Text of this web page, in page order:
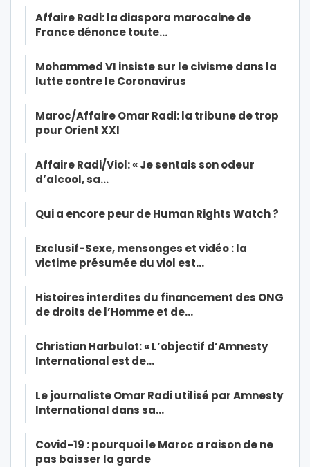
Affaire Radi: la diaspora marocaine de
France dénonce toute…
Mohammed VI insiste sur le civisme dans la
lutte contre le Coronavirus
Maroc/Affaire Omar Radi: la tribune de trop
pour Orient XXI
Affaire Radi/Viol: « Je sentais son odeur
d’alcool, sa…
Qui a encore peur de Human Rights Watch ?
Exclusif-Sexe, mensonges et vidéo : la
victime présumée du viol est…
Histoires interdites du financement des ONG
de droits de l’Homme et de…
Christian Harbulot: « L’objectif d’Amnesty
International est de…
Le journaliste Omar Radi utilisé par Amnesty
International dans sa…
Covid-19 : pourquoi le Maroc a raison de ne
pas baisser la garde